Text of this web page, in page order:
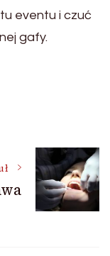
eventu i czuć
gafy.